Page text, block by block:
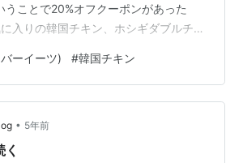
うことで20%オフクーポンがあった
入りの韓国チキン、ホシギダブルチキ
キンム(大根の酢漬け)はピンクで酸っぱ
ダーつき！チキンの量はここが圧倒的
チキンの1.5倍くらい。軽く5食分で
利用しました^ ^シンプルなフライドチ
んが一番好きで、チキンは全種類制覇
ーイーツ) #韓国チキン
• 5年前